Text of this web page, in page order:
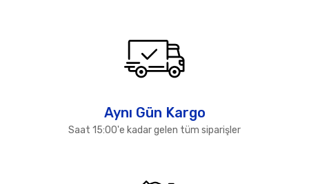
Aynı Gün Kargo
Saat 15:00'e kadar gelen tüm siparişler